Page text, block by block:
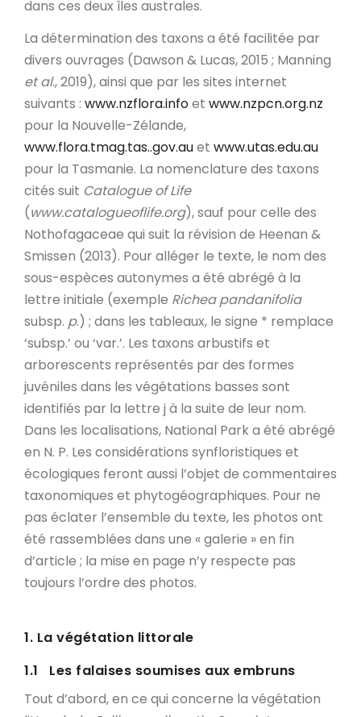
dans ces deux îles australes.
La détermination des taxons a été facilitée par
divers ouvrages (Dawson & Lucas, 2015 ; Manning
et al., 2019), ainsi que par les sites internet
suivants : www.nzflora.infoet www.nzpcn.org.nz
pour la Nouvelle-Zélande,
www.flora.tmag.tas..gov.auet www.utas.edu.au
pour la Tasmanie. La nomenclature des taxons
cités suit Catalogue of Life
(www.catalogueoflife.org), sauf pour celle des
Nothofagaceae qui suit la révision de Heenan &
Smissen (2013). Pour alléger le texte, le nom des
sous-espèces autonymes a été abrégé à la
lettre initiale (exemple Richea pandanifolia
subsp. p.) ; dans les tableaux, le signe * remplace
‘subsp.’ ou ‘var.’. Les taxons arbustifs et
arborescents représentés par des formes
juvéniles dans les végétations basses sont
identifiés par la lettre j à la suite de leur nom.
Dans les localisations, National Park a été abrégé
en N. P. Les considérations synfloristiques et
écologiques feront aussi l’objet de commentaires
taxonomiques et phytogéographiques. Pour ne
pas éclater l’ensemble du texte, les photos ont
été rassemblées dans une « galerie » en fin
d’article ; la mise en page n’y respecte pas
toujours l’ordre des photos.
1. La végétation littorale
1.1 Les falaises soumises aux embruns
Tout d’abord, en ce qui concerne la végétation